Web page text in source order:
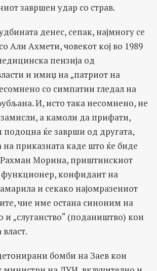
завршен удар со страв.
денес, сепак, најмногу се
Али Ахмети, човекот кој во 1989
пензија од
и имиџ на „патриот на
со симпатии гледал на
И, исто така несомнено, не
а камоли да прифати,
подоцна ќе заврши од другата,
на приказната каде што ќе биде
Рахман Морина, приштинскиот
конфидант на
и секако најомразениот
чие име остана синоним на
и „слуганство“ (подаништво) кон
бомби на Заев кои